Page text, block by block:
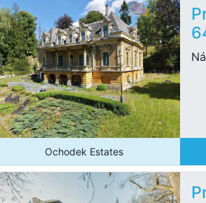
Ochodek Estates